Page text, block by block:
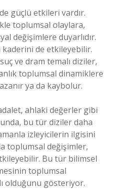
güçlü etkileri vardır.
toplumsal olaylara,
değişimlere duyarlıdır.
de etkileyebilir.
ve dram temalı diziler,
toplumsal dinamiklere
ya da kaybolur.
ahlaki değerler gibi
bu tür diziler daha
izleyicilerin ilgisini
toplumsal değişimler,
Bu tür bilimsel
toplumsal
olduğunu gösteriyor.